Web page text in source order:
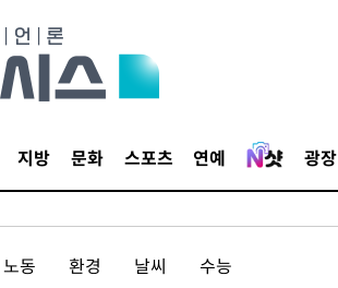
지방 문화 스포츠 연예 광장
노동 환경 날씨 수능